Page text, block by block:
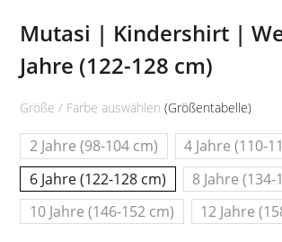
Mutasi | Kindershirt |
Jahre (122-128 cm)
Größe / Farbe auswählen(Größentabelle)
2 Jahre (98-104 cm)
4 Jahre (110-
6 Jahre (122-128 cm)
8 Jahre (134-
10 Jahre (146-152 cm)
12 Jahre